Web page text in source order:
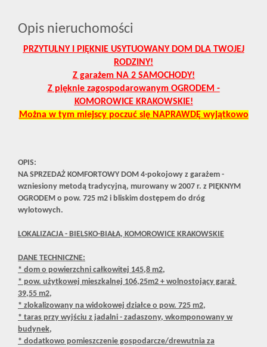
Opis nieruchomości
PRZYTULNY I PIĘKNIE USYTUOWANY DOM DLA TWOJEJ
RODZINY!
Z garażem NA 2 SAMOCHODY!
Z pięknie zagospodarowanym OGRODEM -
KOMOROWICE KRAKOWSKIE!
Można w tym miejscy poczuć się NAPRAWDĘ wyjątkowo
OPIS:
NA SPRZEDAŻ KOMFORTOWY DOM 4-pokojowy z garażem -
wzniesiony metodą tradycyjną, murowany w 2007 r. z PIĘKNYM
OGRODEM o pow. 725 m2 i bliskim dostępem do dróg
wylotowych.
LOKALIZACJA - BIELSKO-BIAŁA, KOMOROWICE KRAKOWSKIE
DANE TECHNICZNE:
* dom o powierzchni całkowitej 145,8 m2,
* pow. użytkowej mieszkalnej 106,25m2 + wolnostojący garaż
39,55 m2,
* zlokalizowany na widokowej działce o pow. 725 m2,
* taras przy wyjściu z jadalni - zadaszony, wkomponowany w
budynek,
* dodatkowo pomieszczenie gospodarcze/drewutnia za